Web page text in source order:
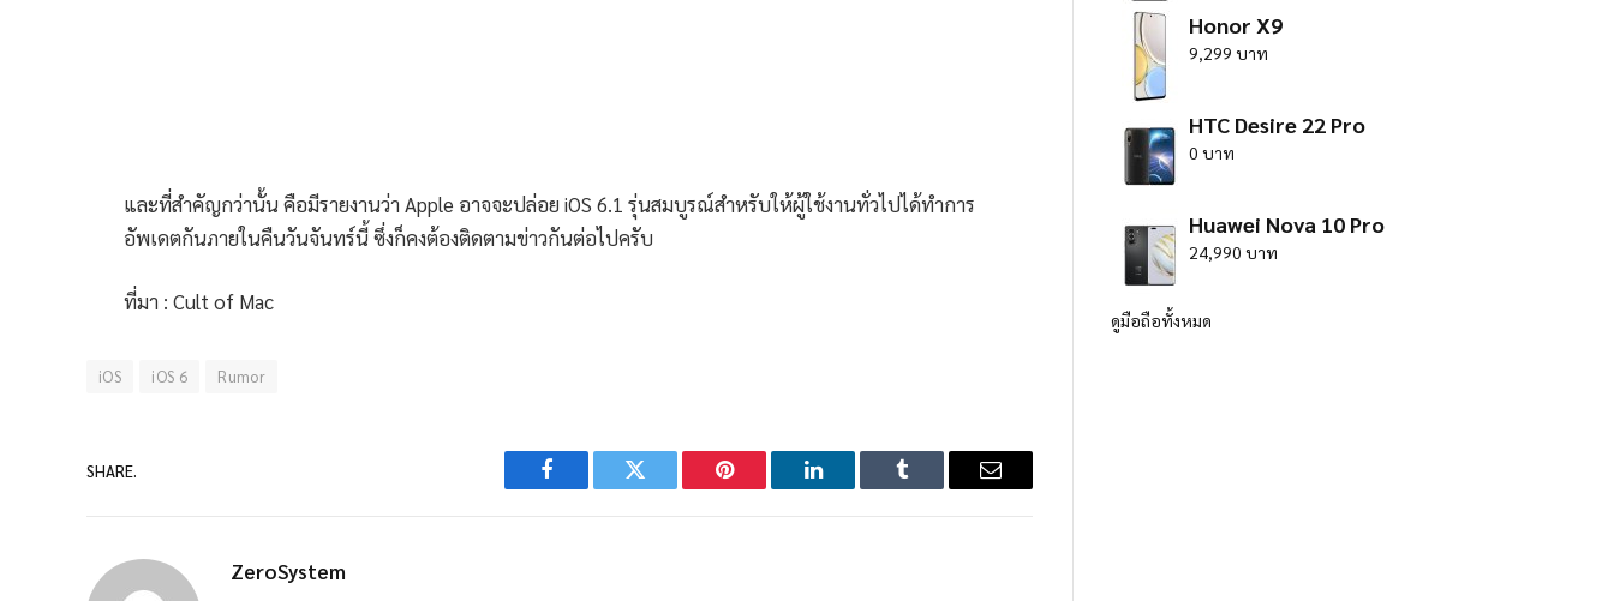
และที่สำคัญกว่านั้น คือมีรายงานว่า Apple อาจจะปล่อย iOS 6.1 รุ่นสมบูรณ์สำหรับให้ผู้ใช้งานทั่วไปได้ทำการ
อัพเดตกันภายในคืนวันจันทร์นี้ ซึ่งก็คงต้องติดตามข่าวกันต่อไปครับ
ที่มา : Cult of Mac
iOS iOS 6 Rumor
SHARE.
Facebook Twitter Pinterest LinkedIn Tumblr Email
ZeroSystem
Honor X9
9,299 บาท
HTC Desire 22 Pro
0 บาท
Huawei Nova 10 Pro
24,990 บาท
ดูมือถือทั้งหมด